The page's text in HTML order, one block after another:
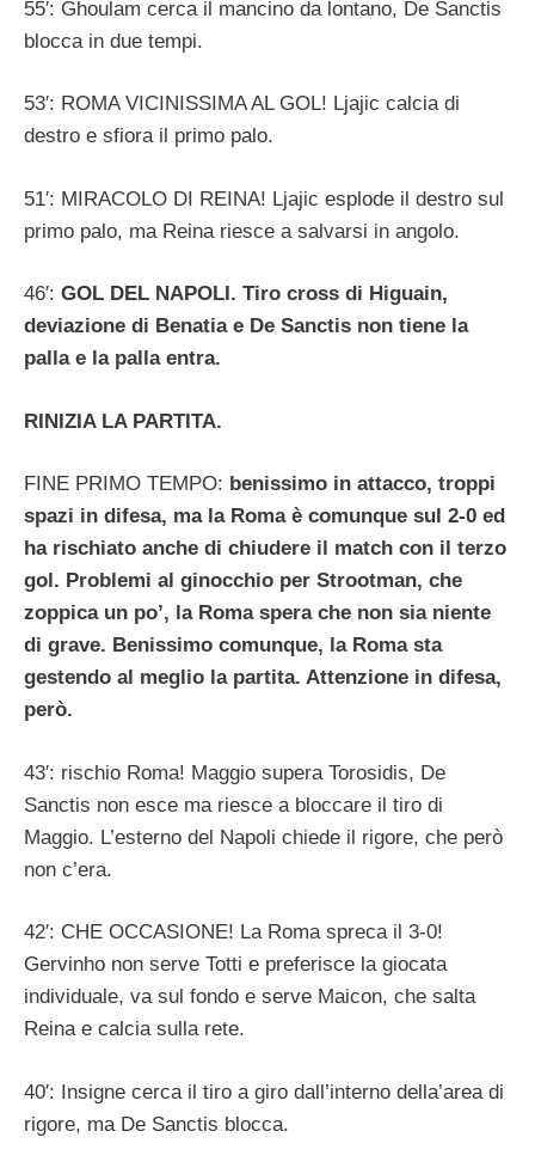
55′: Ghoulam cerca il mancino da lontano, De Sanctis
blocca in due tempi.
53′: ROMA VICINISSIMA AL GOL! Ljajic calcia di
destro e sfiora il primo palo.
51′: MIRACOLO DI REINA! Ljajic esplode il destro sul
primo palo, ma Reina riesce a salvarsi in angolo.
46′: GOL DEL NAPOLI. Tiro cross di Higuain,
deviazione di Benatia e De Sanctis non tiene la
palla e la palla entra.
RINIZIA LA PARTITA.
FINE PRIMO TEMPO: benissimo in attacco, troppi
spazi in difesa, ma la Roma è comunque sul 2-0 ed
ha rischiato anche di chiudere il match con il terzo
gol. Problemi al ginocchio per Strootman, che
zoppica un po’, la Roma spera che non sia niente
di grave. Benissimo comunque, la Roma sta
gestendo al meglio la partita. Attenzione in difesa,
però.
43′: rischio Roma! Maggio supera Torosidis, De
Sanctis non esce ma riesce a bloccare il tiro di
Maggio. L’esterno del Napoli chiede il rigore, che però
non c’era.
42′: CHE OCCASIONE! La Roma spreca il 3-0!
Gervinho non serve Totti e preferisce la giocata
individuale, va sul fondo e serve Maicon, che salta
Reina e calcia sulla rete.
40′: Insigne cerca il tiro a giro dall’interno della’area di
rigore, ma De Sanctis blocca.